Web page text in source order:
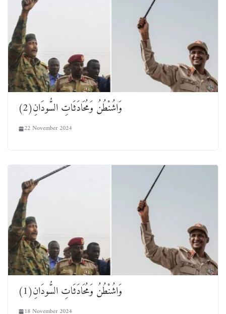
وَاشُنْطُنُ وَمُحَادَثَاتِ السُّودَانِ(2)
22 November 2024
وَاشُنْطُنُ وَمُحَادَثَاتِ السُّودَانِ(1)
18 November 2024